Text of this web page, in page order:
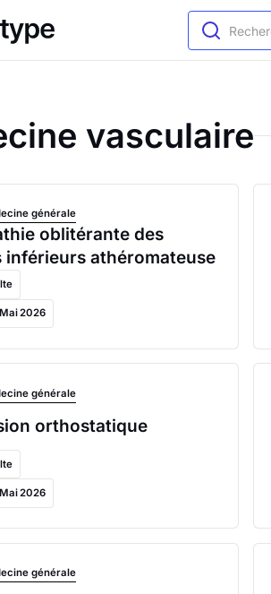
vasculaire
générale
oblitérante des
inférieurs athéromateuse
2026
générale
orthostatique
2026
générale